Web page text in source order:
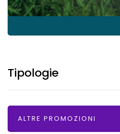
Tipologie
ALTRE PROMOZIONI